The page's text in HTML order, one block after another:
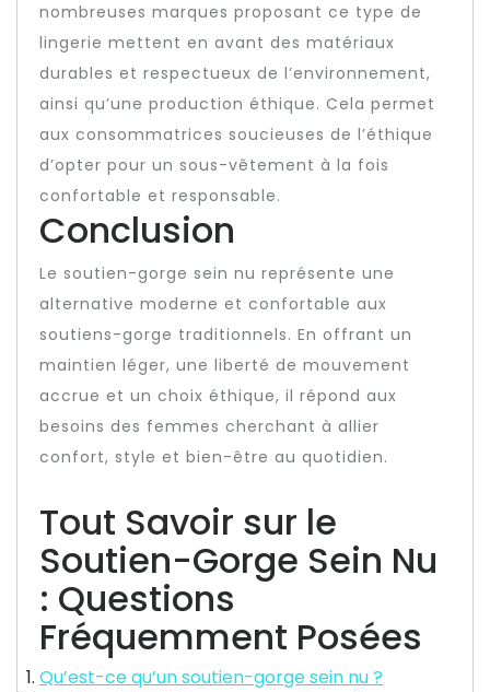
nombreuses marques proposant ce type de
lingerie mettent en avant des matériaux
durables et respectueux de l’environnement,
ainsi qu’une production éthique. Cela permet
aux consommatrices soucieuses de l’éthique
d’opter pour un sous-vêtement à la fois
confortable et responsable.
Conclusion
Le soutien-gorge sein nu représente une
alternative moderne et confortable aux
soutiens-gorge traditionnels. En offrant un
maintien léger, une liberté de mouvement
accrue et un choix éthique, il répond aux
besoins des femmes cherchant à allier
confort, style et bien-être au quotidien.
Tout Savoir sur le
Soutien-Gorge Sein Nu
: Questions
Fréquemment Posées
Qu’est-ce qu’un soutien-gorge sein nu ?